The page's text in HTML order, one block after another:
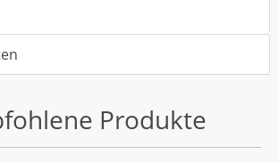
Produkte